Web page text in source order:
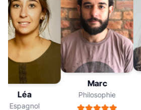
Léa
Espagnol
Marc
Philosophie